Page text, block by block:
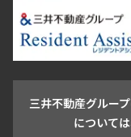
目白・
池尻大橋・三軒茶屋
駒沢・用賀・二子玉川
青山 渋谷 東京・大
葛飾区
江戸川区
三井不動産グルー
について